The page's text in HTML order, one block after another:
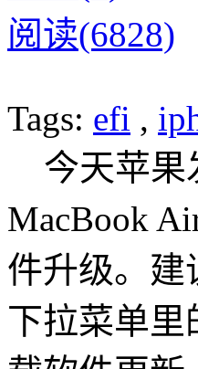
阅读(6828)
Tags: efi ,
今天苹果
MacBook
件升级。建
下拉菜单